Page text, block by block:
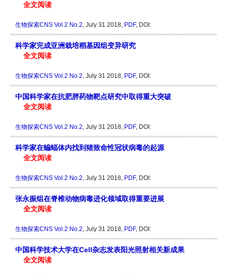
全文阅读
生物探索CNS Vol.2 No.2, July 31 2018, PDF, DOI:
科学家完成亚洲栽培稻基因组变异研究
全文阅读
生物探索CNS Vol.2 No.2, July 31 2018, PDF, DOI:
中国科学家在抗肥胖药物靶点研究中取得重大突破
全文阅读
生物探索CNS Vol.2 No.2, July 31 2018, PDF, DOI:
科学家在蝙蝠体内找到猪致命性冠状病毒的起源
全文阅读
生物探索CNS Vol.2 No.2, July 31 2018, PDF, DOI:
张永振组在脊椎动物病毒进化领域取得重要进展
全文阅读
生物探索CNS Vol.2 No.2, July 31 2018, PDF, DOI:
中国科学技术大学在Cell杂志发表阳光照射相关新成果
全文阅读